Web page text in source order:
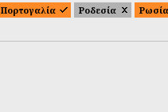
Πορτογαλία Ροδεσία Ρωσία